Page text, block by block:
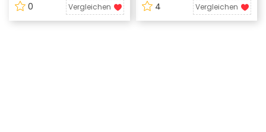
0 Vergleichen 4 Vergleichen